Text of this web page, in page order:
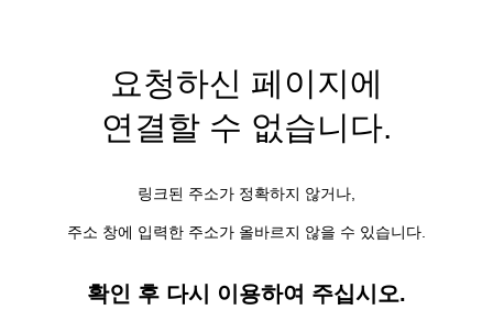
요청하신 페이지에
연결할 수 없습니다.
링크된 주소가 정확하지 않거나,
주소 창에 입력한 주소가 올바르지 않을 수 있습니다.
확인 후 다시 이용하여 주십시오.